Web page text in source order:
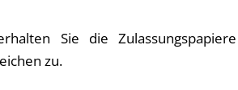
Sie die
zu.